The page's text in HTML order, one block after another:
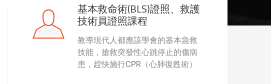
基本救命術(BLS)證照、救護
技術員證照課程
教導現代人都應該學會的基本急救
技能，搶救突發性心跳停止的傷病
患，趕快施行CPR（心肺復甦術）